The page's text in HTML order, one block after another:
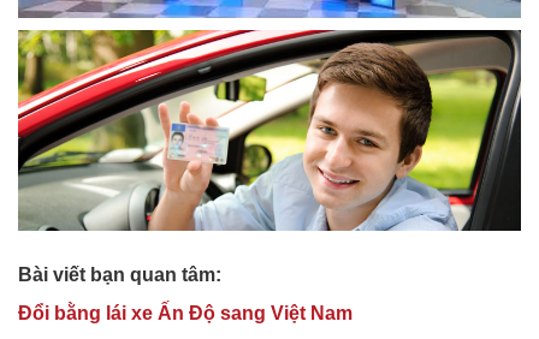
Bài viết bạn quan tâm:
Đổi bằng lái xe Ấn Độ sang Việt Nam